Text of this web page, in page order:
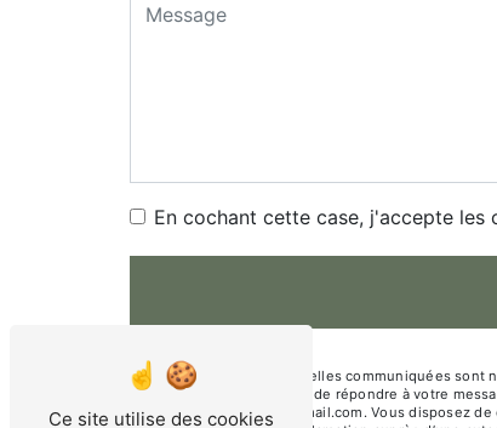
En cochant cette case, j'accepte
** Les données personnelles communiquées sont
traitants dans le seul but de répondre à votre
christine.vloeberghs@gmail.com. Vous disposez
Ce site utilise des cookies